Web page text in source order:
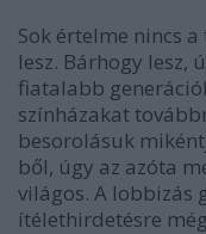
Sok értelme nincs
lesz. Bárhogy lesz,
fiatalabb
színházakat
besorolásuk
ből, úgy az azóta
világos. A lobbizás
ítélethirdetésre